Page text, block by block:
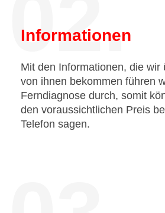
02.
Informationen
Mit den Informationen, die wir
von ihnen bekommen führen
Ferndiagnose durch, somit
den voraussichtlichen Preis
Telefon sagen.